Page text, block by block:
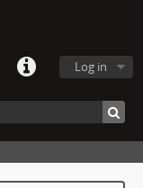
Log in